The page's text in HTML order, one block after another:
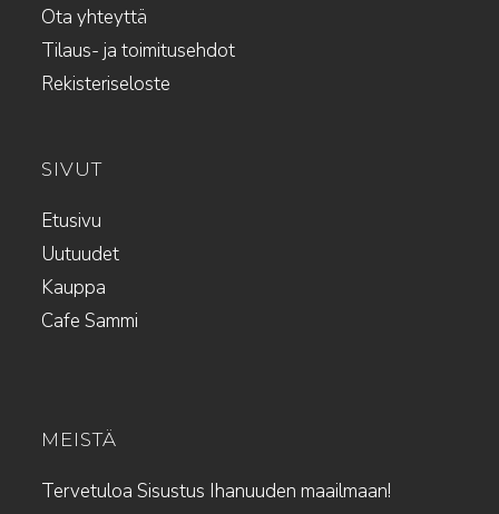
Ota yhteyttä
Tilaus- ja toimitusehdot
Rekisteriseloste
SIVUT
Etusivu
Uutuudet
Kauppa
Cafe Sammi
MEISTÄ
Tervetuloa Sisustus Ihanuuden maailmaan!